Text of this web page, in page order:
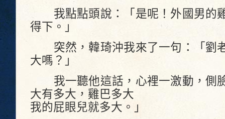
我點點頭說：「是呢！外國男的
得下。」
突然，韓琦沖我來了一句：「劉
大嗎？」
我一聽他這話，心裡一激動，側
大有多大，雞巴多大
我的屁眼兒就多大。」